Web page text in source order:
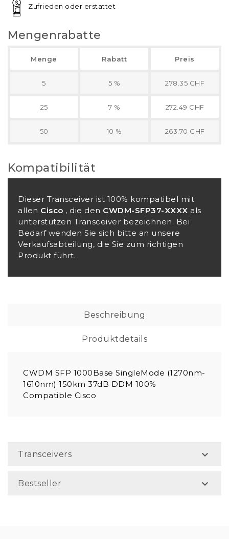
Zufrieden oder erstattet
Mengenrabatte
Menge Rabatt Preis
5 5 % 278.35 CHF
25 7 % 272.49 CHF
50 10 % 263.70 CHF
Kompatibilität
Dieser Transceiver ist 100% kompatibel mit
allen Cisco , die den CWDM-SFP37-XXXX als
unterstützen Transceiver bezeichnen. Bei
Bedarf wenden Sie sich bitte an unsere
Verkaufsabteilung, die Sie zum richtigen
Produkt führt.
Beschreibung
Produktdetails
CWDM SFP 1000Base SingleMode (1270nm-
1610nm) 150km 37dB DDM 100%
Compatible Cisco
Transceivers 
Bestseller 